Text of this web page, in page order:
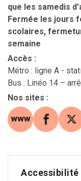
que les samedis
Fermée les jours
scolaires,
semaine
Accès :
Métro : ligne A -
Bus : Linéo 14 –
Nos sites :
site web X
Accessibilité